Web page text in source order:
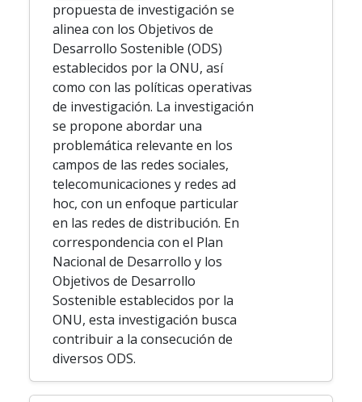
propuesta de investigación se
alinea con los Objetivos de
Desarrollo Sostenible (ODS)
establecidos por la ONU, así
como con las políticas operativas
de investigación. La investigación
se propone abordar una
problemática relevante en los
campos de las redes sociales,
telecomunicaciones y redes ad
hoc, con un enfoque particular
en las redes de distribución. En
correspondencia con el Plan
Nacional de Desarrollo y los
Objetivos de Desarrollo
Sostenible establecidos por la
ONU, esta investigación busca
contribuir a la consecución de
diversos ODS.